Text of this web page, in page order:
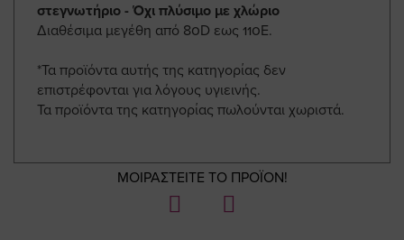
στεγνωτήριο - Όχι πλύσιμο με χλώριο
Διαθέσιμα μεγέθη από 80D εως 110Ε.
*Τα προϊόντα αυτής της κατηγορίας δεν
επιστρέφονται για λόγους υγιεινής.
Τα προϊόντα της κατηγορίας πωλούνται χωριστά.
ΜΟΙΡΑΣΤΕΙΤΕ ΤΟ ΠΡΟΪΟΝ!